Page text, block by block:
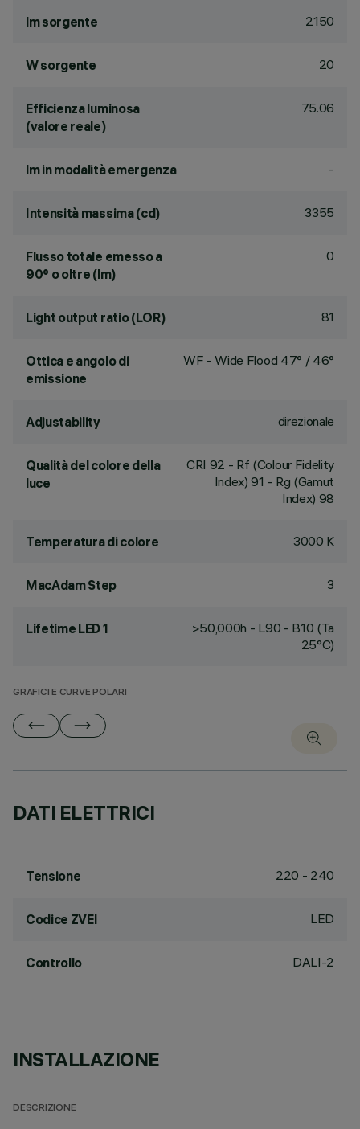
lm sorgente 2150
W sorgente 20
Efficienza luminosa
(valore reale)
75.06
lm in modalità emergenza -
Intensità massima (cd) 3355
Flusso totale emesso a
90° o oltre (lm)
0
Light output ratio (LOR) 81
Ottica e angolo di
emissione
WF - Wide Flood 47° / 46°
Adjustability direzionale
Qualità del colore della
luce
CRI 92 - Rf (Colour Fidelity
Index) 91 - Rg (Gamut
Index) 98
Temperatura di colore 3000 K
MacAdam Step 3
Lifetime LED 1
>50,000h - L90 - B10 (Ta
25°C)
GRAFICI E CURVE POLARI
DATI ELETTRICI
Tensione 220 - 240
Codice ZVEI LED
Controllo DALI-2
INSTALLAZIONE
DESCRIZIONE